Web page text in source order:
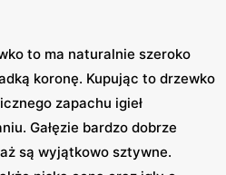
to ma naturalnie szeroko
koronę. Kupując to drzewko
zapachu igieł
Gałęzie bardzo dobrze
są wyjątkowo sztywne.